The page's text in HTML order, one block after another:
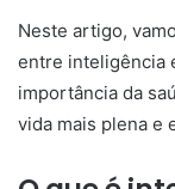
Neste artigo,
entre inteligência
importância da
vida mais plena e